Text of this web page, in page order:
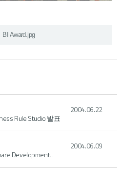
BI Award.jpg
Rule Studio 발표
2004.06.22
Development...
2004.06.09